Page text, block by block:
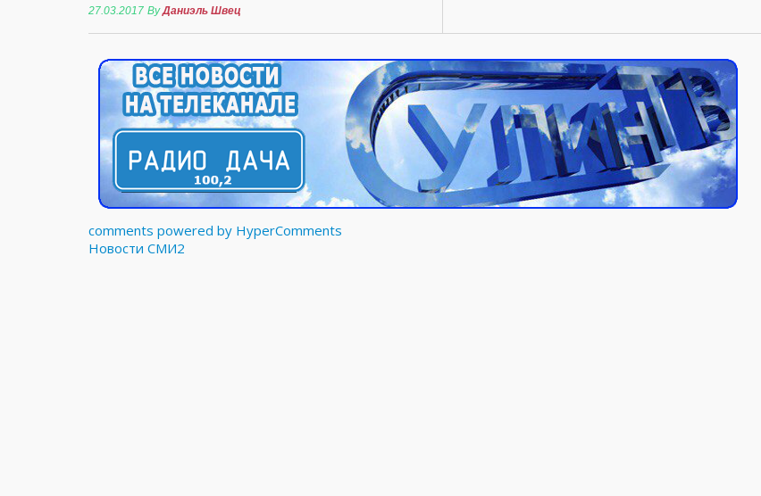
27.03.2017 ByДаниэль Швец
comments powered by HyperComments
Новости СМИ2